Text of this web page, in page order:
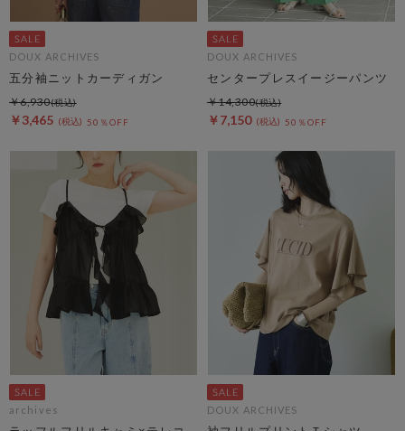
DOUX ARCHIVES
五分袖ニットカーディガン
￥3,465 50％OFF
￥6,930
DOUX ARCHIVES
センタープレスイージーパンツ
￥7,150 50％OFF
￥14,300
archives DOUX ARCHIVES